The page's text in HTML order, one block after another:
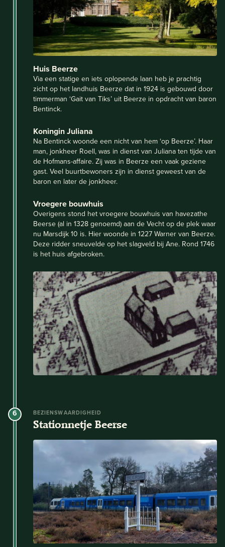
Huis Beerze
Via een statige en iets oplopende laan heb je prachtig
zicht op het landhuis Beerze dat in 1924 is gebouwd door
timmerman ‘Gait van Tiks’ uit Beerze in opdracht van baron
Bentinck.
Koningin Juliana
Na Bentinck woonde een nicht van hem ‘op Beerze’. Haar
man, jonkheer Roell, was in dienst van Juliana ten tijde van
de Hofmans-affaire. Zij was in Beerze een vaak geziene
gast. Veel buurtbewoners zijn in dienst geweest van de
baron en later de jonkheer.
Vroegere bouwhuis
Overigens stond het vroegere bouwhuis van havezathe
Beerse (al in 1328 genoemd) aan de Vecht op de plek waar
nu Marsdijk 10 is. Hier woonde in 1227 Warner van Beerze.
Deze ridder sneuvelde op het slagveld bij Ane. Rond 1746
is het huis afgebroken.
6 BEZIENSWAARDIGHEID
Stationnetje Beerse